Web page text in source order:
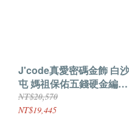
J'code真愛密碼金飾 白沙
屯 媽祖保佑五錢硬金編織
手鍊
NT$20,570
NT$19,445